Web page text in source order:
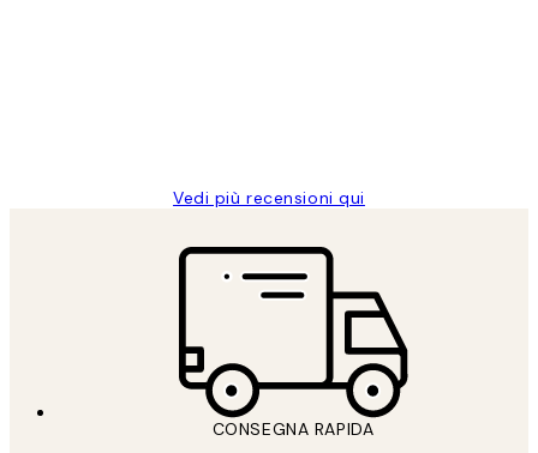
Vedi più recensioni qui
CONSEGNA RAPIDA